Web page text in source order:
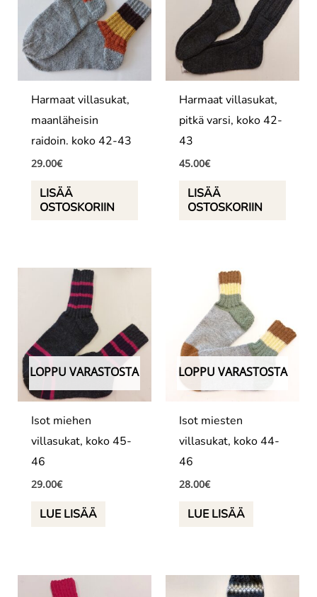
Harmaat villasukat,
maanläheisin
raidoin. koko 42-43
29.00€
LISÄÄ
OSTOSKORIIN
Harmaat villasukat,
pitkä varsi, koko 42-
43
45.00€
LISÄÄ
OSTOSKORIIN
LOPPU VARASTOSTA
Isot miehen
villasukat, koko 45-
46
29.00€
LUE LISÄÄ
LOPPU VARASTOSTA
Isot miesten
villasukat, koko 44-
46
28.00€
LUE LISÄÄ